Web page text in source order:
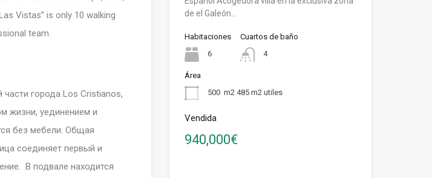
Vistas” is only 10 walking
team.
города Los Cristianos,
жизни, уединением и
без мебели. Общая
соединяет первый и
В подвале находится
de el Galeón…
Habitaciones
6
Cuartos de baño
4
Área
500 m2 485 m2 utiles
Vendida
940,000€